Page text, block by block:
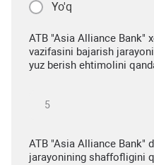
Yo'q
ATB "Asia Alliance Bank"
vazifasini bajarish
yuz berish ehtimolini
ATB "Asia Alliance Bank"
jarayonining shaffofligini